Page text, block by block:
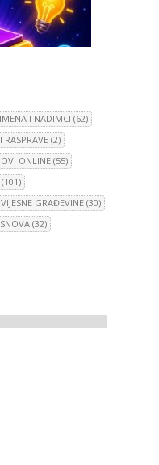
IMENA I NADIMCI (62)
RASPRAVE(2)
ONLINE (55)
(101)
GRAĐEVINE(30)
(32)